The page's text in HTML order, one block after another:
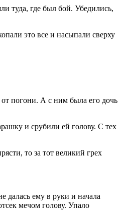
туда, где был бой. Убедились,
это все и насыпали сверху
погони. А с ним была его дочь
и срубили ей голову. С тех
то за тот великий грех
далась ему в руки и начала
мечом голову. Упало